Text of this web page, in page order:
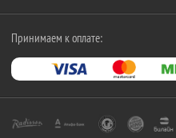
Принимаем к оплате: